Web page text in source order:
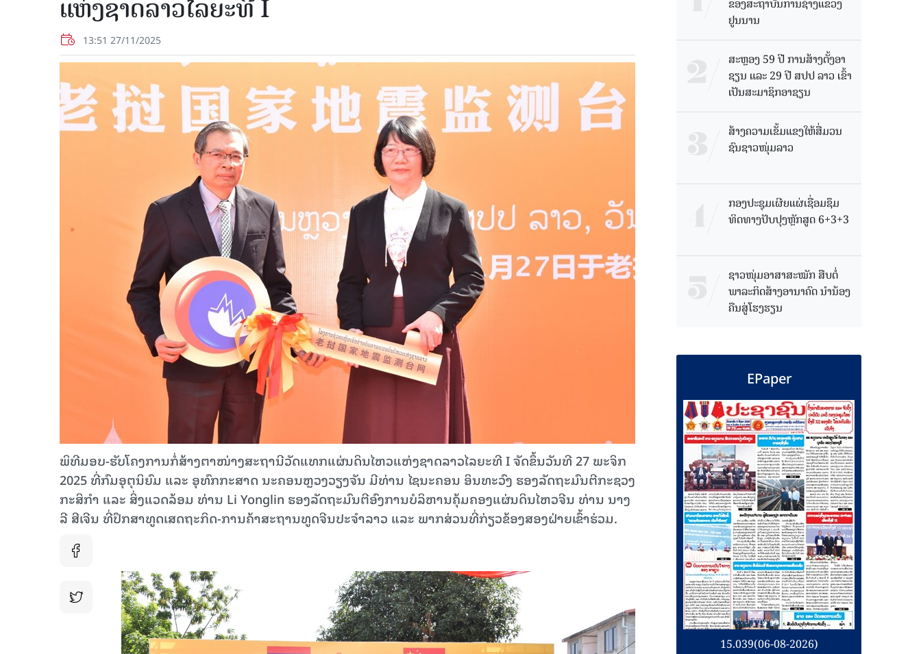
ແຫ່ງຊາດລາວໄລຍະທີ I
13:51 27/11/2025
ພິທີມອບ-ຮັບໂຄງການກໍ່ສ້າງຕາໜ່າງສະຖານີວັດແທກແຜ່ນດິນໄຫວແຫ່ງຊາດລາວໄລຍະທີ I ຈັດຂຶ້ນວັນທີ 27 ພະຈິກ
2025 ທີ່ກົມອຸຕຸນິຍົມ ແລະ ອຸທົກກະສາດ ນະຄອນຫຼວງວຽງຈັນ ມີທ່ານ ໄຊນະຄອນ ອິນທະວົງ ຮອງລັດຖະມົນຕີກະຊວງ
ກະສິກຳ ແລະ ສິ່ງແວດລ້ອມ ທ່ານ Li Yonglin ຮອງລັດຖະມົນຕີອົງການບໍລິຫານຄຸ້ມຄອງແຜ່ນດິນໄຫວຈີນ ທ່ານ ນາງ
ລີ ສີເຈີນ ທີ່ປຶກສາທູດເສດຖະກິດ-ການຄ້າສະຖານທູດຈີນປະຈໍາລາວ ແລະ ພາກສ່ວນທີ່ກ່ຽວຂ້ອງສອງຝ່າຍເຂົ້າຮ່ວມ.
ຂອງສະຖາບັນການຊ່າງແຂວງ
ຢູນນານ
ສະຫຼອງ 59 ປີ ການສ້າງຕັ້ງອາ
ຊຽນ ແລະ 29 ປີ ສປປ ລາວ ເຂົ້າ
ເປັນສະມາຊິກອາຊຽນ
ສ້າງຄວາມເຂັ້ມແຂງໃຫ້ສື່ມວນ
ຊົນຊາວໜຸ່ມລາວ
ກອງປະຊຸມເຜີຍແຜ່ເຊື່ອມຊຶມ
ທິດທາງປັບປຸງຫຼັກສູດ 6+3+3
ຊາວໜຸ່ມອາສາສະໝັກ ສືບຕໍ່
ພາລະກິດສ້າງອານາຄົດ ນໍານ້ອງ
ຄືນສູ່ໂຮງຮຽນ
EPaper
15.040(07-08-2026) 15.039(06-08-2026)